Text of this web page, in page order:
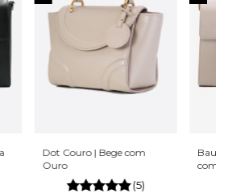
Dot Couro | Bege com
Ouro
(5)
com